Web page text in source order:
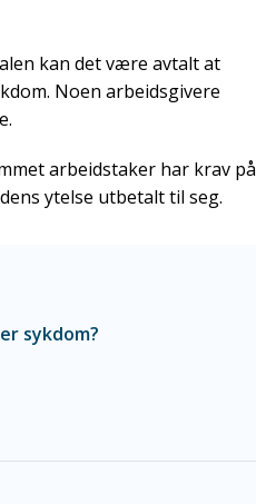
kan det være avtalt at
Noen arbeidsgivere
arbeidstaker har krav på
ytelse utbetalt til seg.
sykdom?